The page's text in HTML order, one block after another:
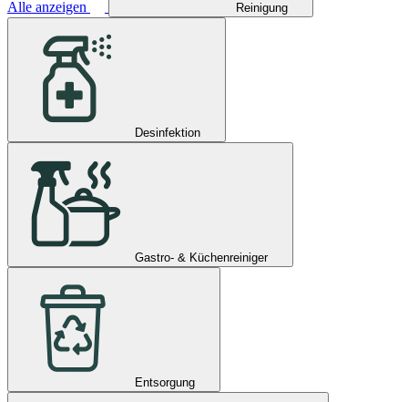
Alle anzeigen Reinigung
Desinfektion
Gastro- & Küchenreiniger
Entsorgung